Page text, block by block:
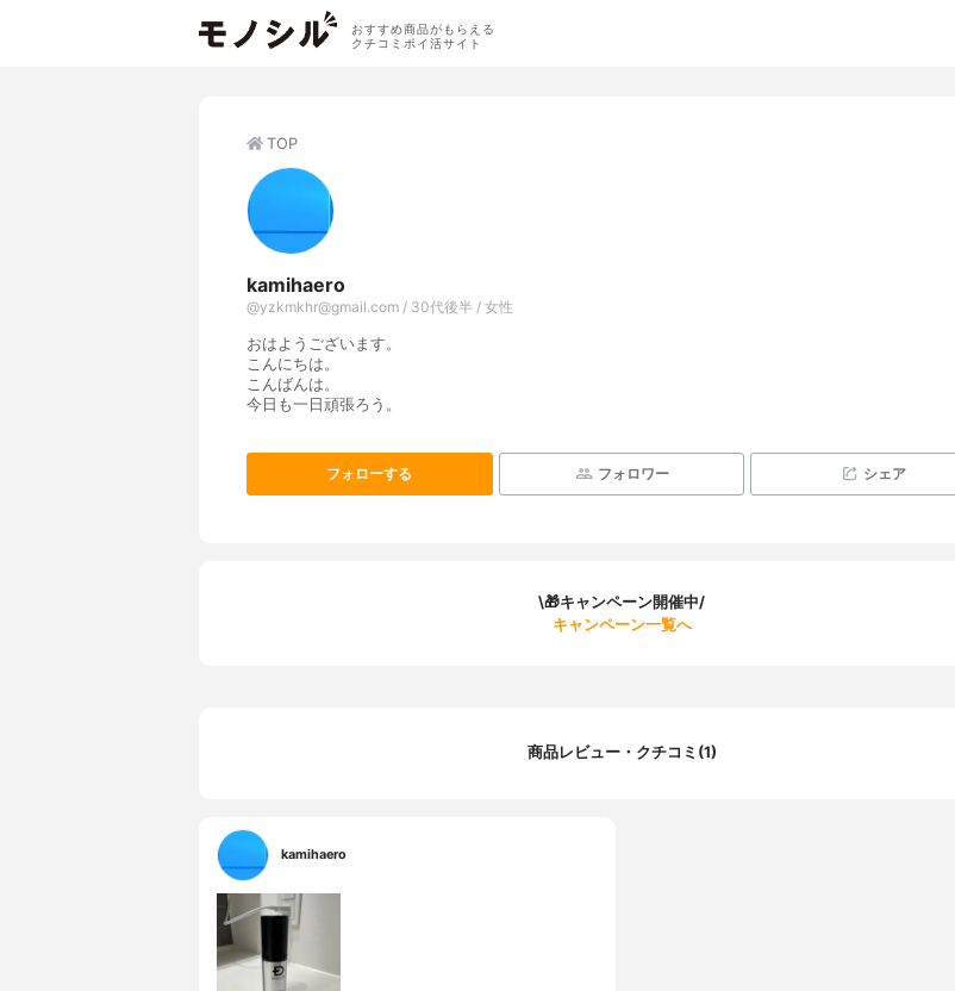
おすすめ商品がもらえる
クチコミポイ活サイト
TOP
kamihaero
@yzkmkhr@gmail.com / 30代後半 / 女性
おはようございます。
こんにちは。
こんばんは。
今日も一日頑張ろう。
フォローする フォロワー シェア
\🎁キャンペーン開催中/
キャンペーン一覧へ
商品レビュー・クチコミ(1)
kamihaero